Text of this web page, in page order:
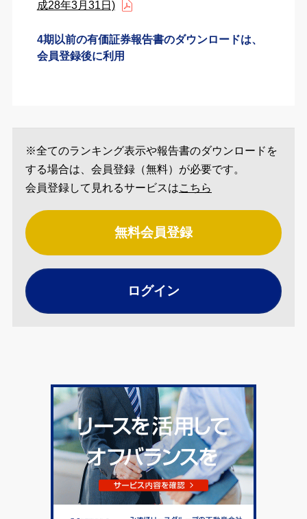
成28年3月31日)
4期以前の有価証券報告書のダウンロードは、
会員登録後に利用
※全てのランキング表示や報告書のダウンロードを
する場合は、会員登録（無料）が必要です。
会員登録して見れるサービスはこちら
無料会員登録
ログイン